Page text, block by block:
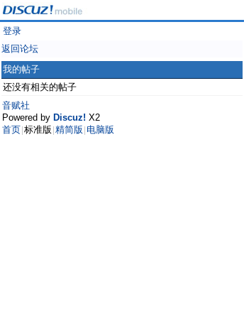
登录
返回论坛
我的帖子
还没有相关的帖子
音赋社
Powered by Discuz! X2
首页 标准版 精简版 电脑版